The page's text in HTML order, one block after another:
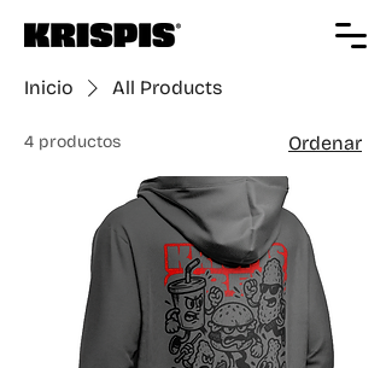
Inicio All Products
4 productos Ordenar